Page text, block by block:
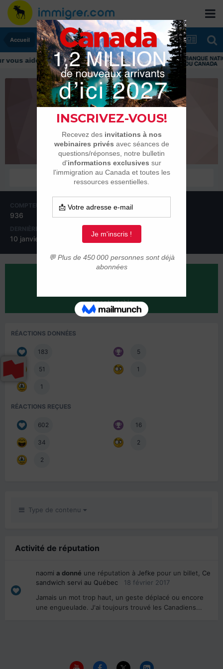
Accueil
aider tout au long de votre transition
naomi
Habitués
COMPTEUR DE CONTENUS
936
INSCRIPTION
5 avril 2006
DERNIÈRE VISITE
10 janvier 2025
JOURS GAGNÉS
2
Incontestable
RÉACTIONS DONNÉES
183 5
51 1
1
RÉACTIONS REÇUES
602 16
34 2
2
Type de contenu
Activité de réputation
naomi a donné une réputation à Jefke pour un billet, Ce
sandwich servi au Québec
18 février 2017
Jamais un mot trop haut, un geste déplacé ou encore
une engueulade. J'ai toujours trouvé les Canadiens...